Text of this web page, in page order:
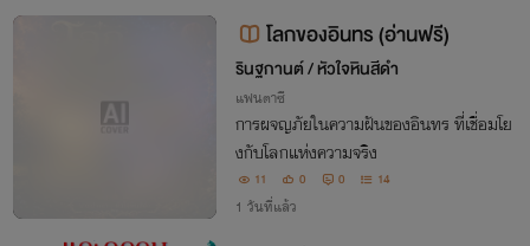
ส...เหรอ?
โลกของอินทร (อ่านฟรี)
รินฐกานต์ / หัวใจหินสีดำ
แฟนตาซี
การผจญภัยในความฝันของอินทร ที่เชื่อมโย
งกับโลกแห่งความจริง
11 0 0 14
1 วันที่แล้ว